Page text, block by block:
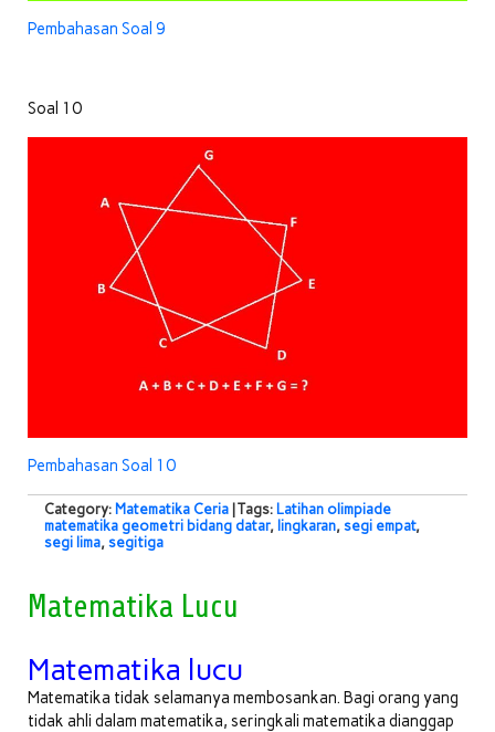
Pembahasan Soal 9
Soal 10
Pembahasan Soal 10
Category: Matematika Ceria | Tags: Latihan olimpiade
matematika geometri bidang datar, lingkaran, segi empat,
segi lima, segitiga
Matematika Lucu
Matematika lucu
Matematika tidak selamanya membosankan. Bagi orang yang
tidak ahli dalam matematika, seringkali matematika dianggap